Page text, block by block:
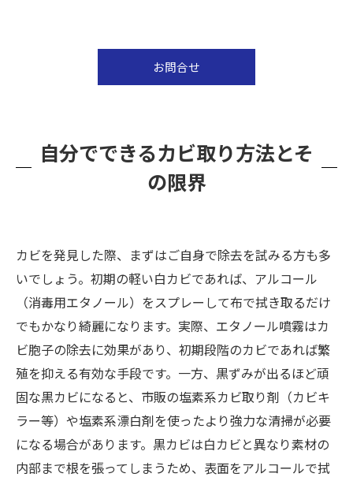
お問合せ
自分でできるカビ取り方法とそ
の限界
カビを発見した際、まずはご自身で除去を試みる方も多
いでしょう。初期の軽い白カビであれば、アルコール
（消毒用エタノール）をスプレーして布で拭き取るだけ
でもかなり綺麗になります。実際、エタノール噴霧はカ
ビ胞子の除去に効果があり、初期段階のカビであれば繁
殖を抑える有効な手段です。一方、黒ずみが出るほど頑
固な黒カビになると、市販の塩素系カビ取り剤（カビキ
ラー等）や塩素系漂白剤を使ったより強力な清掃が必要
になる場合があります。黒カビは白カビと異なり素材の
内部まで根を張ってしまうため、表面をアルコールで拭